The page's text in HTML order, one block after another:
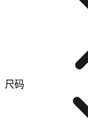
尺码